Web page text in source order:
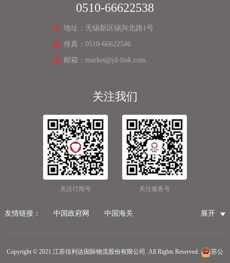
0510-66622538
地址：无锡新区锡兴北路1号
传真：0510-66622546
邮箱：market@jd-link.com
关注我们
关注订阅号 关注服务号
友情链接： 展开
中国政府网
中国海关
无锡海运代理
无锡仓储服务公司
Copyright © 2021 江苏佳利达国际物流股份有限公司. All Rights Reserved. 苏公